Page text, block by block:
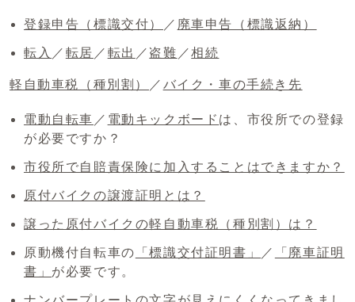
登録申告（標識交付） ／ 廃車申告（標識返納）
転入 ／ 転居 ／ 転出 ／ 盗難 ／相続
軽自動車税（種別割） ／ バイク・車の手続き先
電動自転車 ／ 電動キックボード は、市役所での登録
が必要ですか？
市役所で自賠責保険に加入することはできますか？
原付バイクの譲渡証明とは？
譲った原付バイクの軽自動車税（種別割）は？
原動機付自転車の 「標識交付証明書」 ／
「廃車証明
書」 が必要です。